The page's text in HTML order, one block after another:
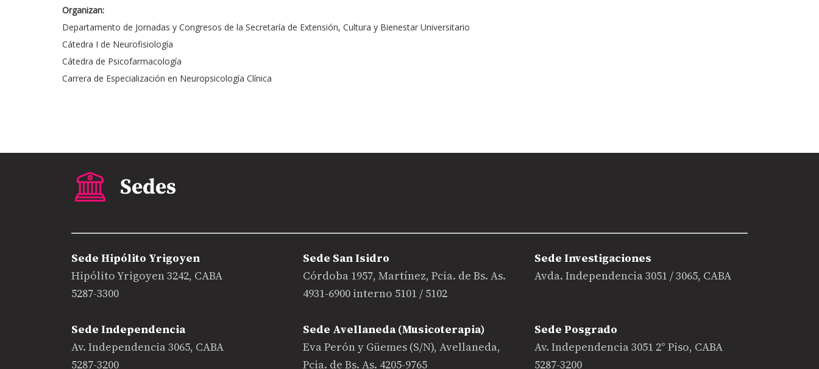
Organizan:
Departamento de Jornadas y Congresos de la Secretaría de Extensión, Cultura y Bienestar Universitario
Cátedra I de Neurofisiología
Cátedra de Psicofarmacología
Carrera de Especialización en Neuropsicología Clínica
Sede Hipólito Yrigoyen
Hipólito Yrigoyen 3242, CABA
5287-3300
Sede Independencia
Av. Independencia 3065, CABA
5287-3200
Sede San Isidro
Córdoba 1957, Martínez, Pcia. de Bs. As.
4931-6900 interno 5101 / 5102
Sede Avellaneda (Musicoterapia)
Eva Perón y Güemes (S/N), Avellaneda,
Pcia. de Bs. As. 4205-9765
Sede Investigaciones
Avda. Independencia 3051 / 3065, CABA
Sede Posgrado
Av. Independencia 3051 2° Piso, CABA
5287-3200